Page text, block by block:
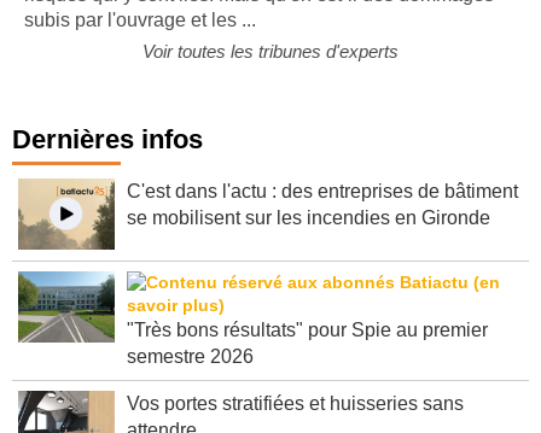
risques qui y sont liés. Mais qu'en est-il des dommages
Dernières infos
C'est dans l'actu : des entreprises de bâtiment
"Très bons résultats" pour Spie au premier
Vos portes stratifiées et huisseries sans